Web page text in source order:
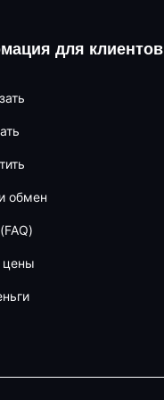
для клиентов
обмен
цены